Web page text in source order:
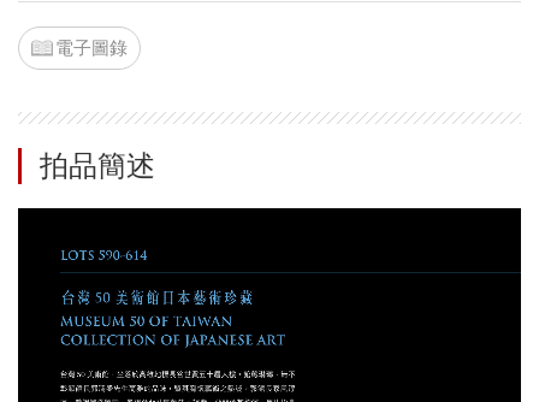
電子圖錄
拍品簡述